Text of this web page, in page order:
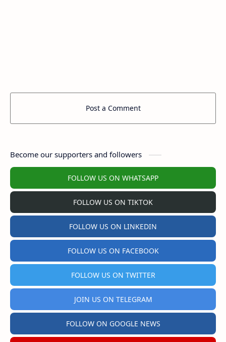
Post a Comment
Become our supporters and followers
FOLLOW US ON WHATSAPP
FOLLOW US ON TIKTOK
FOLLOW US ON LINKEDIN
FOLLOW US ON FACEBOOK
FOLLOW US ON TWITTER
JOIN US ON TELEGRAM
FOLLOW ON GOOGLE NEWS